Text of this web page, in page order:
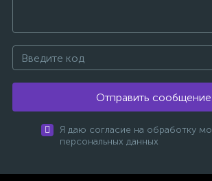
Отправить сообщение
Я даю согласие на обработку
персональных данных